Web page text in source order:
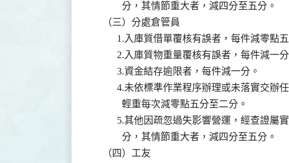
            分，其情節重大者，減四分至五分。
    （三）分處倉管員
1.入庫質借單覆核有誤者，每件減零點
2.入庫質物重量覆核有誤者，每件減一分
          3.資金結存逾限者，每件減一分。
4.未依標準作業程序辦理或未落實交
            輕重每次減零點五分至二分。
5.其他因疏忽過失影響營運，經查證
            分，其情節重大者，減四分至五分。
    （四）工友